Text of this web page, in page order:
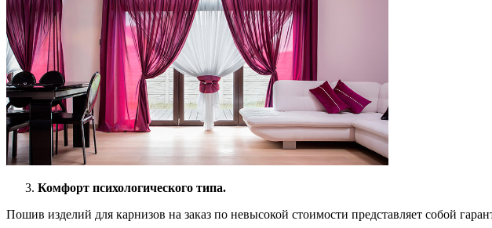
Комфорт психологического типа.
Пошив изделий для карнизов на заказ по невысокой стоимости представляет собой